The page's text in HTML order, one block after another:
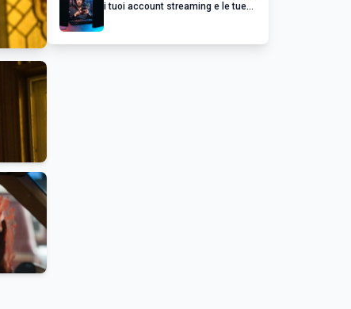
i tuoi account streaming e le tue